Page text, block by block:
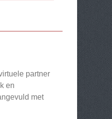
partner
en
met